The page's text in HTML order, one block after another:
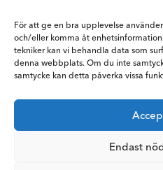
För att ge en bra upplevelse
och/eller komma åt
tekniker kan vi behandla data som
denna webbplats. Om du inte
samtycke kan detta påverka vissa
Endast
Prenumerera på
rapporter,